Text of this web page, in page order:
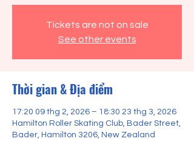
Tickets are not on sale
See other events
Thời gian & Địa điểm
17:20 09 thg 2, 2026 – 18:30 23 thg 3, 2026
Hamilton Roller Skating Club, Bader Street,
Bader, Hamilton 3206, New Zealand